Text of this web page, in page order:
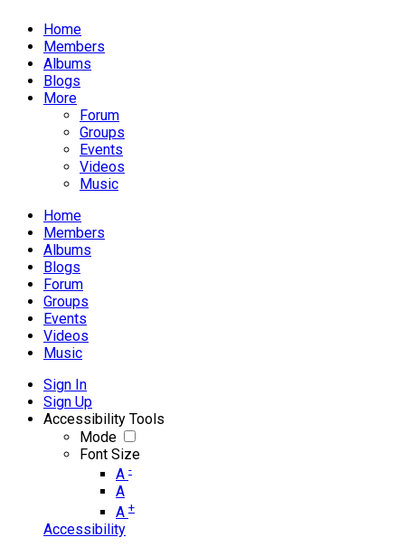
Home
Members
Albums
Blogs
More
Forum
Groups
Events
Videos
Music
Home
Members
Albums
Blogs
Forum
Groups
Events
Videos
Music
Sign In
Sign Up
Accessibility Tools
Mode
Font Size
A -
A
A +
Accessibility